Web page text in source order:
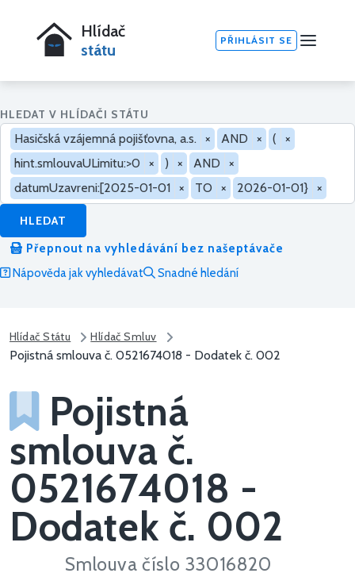
Hlídač
státu
PŘIHLÁSIT SE
HLEDAT V HLÍDAČI STÁTU
Hasičská vzájemná pojišťovna, a.s. × AND × (
×
hint.smlouvaULimitu:>0
× ) × AND
×
datumUzavreni:[2025-01-01 × TO × 2026-01-01} ×
HLEDAT
Přepnout na vyhledávání bez našeptávače
Nápověda jak vyhledávat
Snadné hledání
Hlídač Státu Hlídač Smluv
Pojistná smlouva č. 0521674018 - Dodatek č. 002
Pojistná
smlouva č.
0521674018 -
Dodatek č. 002
Smlouva číslo 33016820